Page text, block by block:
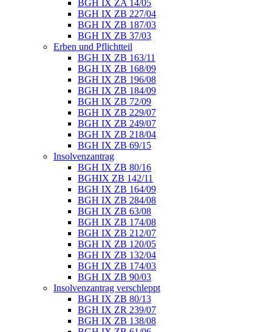
BGH IX ZA 14/05
BGH IX ZB 227/04
BGH IX ZB 187/03
BGH IX ZB 37/03
Erben und Pflichtteil
BGH IX ZB 163/11
BGH IX ZB 168/09
BGH IX ZB 196/08
BGH IX ZB 184/09
BGH IX ZB 72/09
BGH IX ZB 229/07
BGH IX ZB 249/07
BGH IX ZB 218/04
BGH IX ZB 69/15
Insolvenzantrag
BGH IX ZB 80/16
BGHIX ZB 142/11
BGH IX ZB 164/09
BGH IX ZB 284/08
BGH IX ZB 63/08
BGH IX ZB 174/08
BGH IX ZB 212/07
BGH IX ZB 120/05
BGH IX ZB 132/04
BGH IX ZB 174/03
BGH IX ZB 90/03
Insolvenzantrag verschleppt
BGH IX ZB 80/13
BGH IX ZR 239/07
BGH IX ZB 138/08